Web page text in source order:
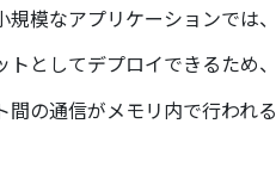
規模なアプリケーションでは
トとしてデプロイできるため
間の通信がメモリ内で行われる